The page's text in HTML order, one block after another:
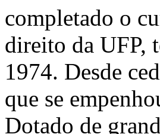
completado o
direito da UFP,
1974. Desde
que se
Dotado de